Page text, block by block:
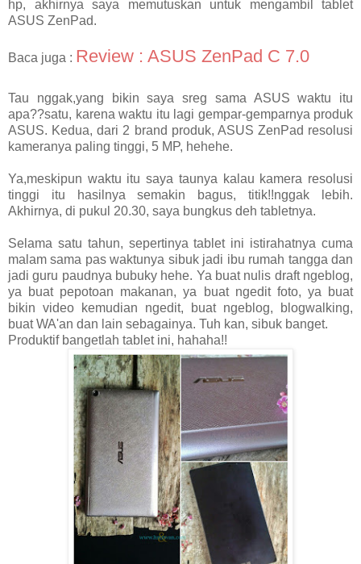
hp, akhirnya saya memutuskan untuk mengambil tablet
ASUS ZenPad.
Baca juga : Review : ASUS ZenPad C 7.0
Tau nggak,yang bikin saya sreg sama ASUS waktu itu
apa??satu, karena waktu itu lagi gempar-gemparnya produk
ASUS. Kedua, dari 2 brand produk, ASUS ZenPad resolusi
kameranya paling tinggi, 5 MP, hehehe.
Ya,meskipun waktu itu saya taunya kalau kamera resolusi
tinggi itu hasilnya semakin bagus, titik!!nggak lebih.
Akhirnya, di pukul 20.30, saya bungkus deh tabletnya.
Selama satu tahun, sepertinya tablet ini istirahatnya cuma
malam sama pas waktunya sibuk jadi ibu rumah tangga dan
jadi guru paudnya bubuky hehe. Ya buat nulis draft ngeblog,
ya buat pepotoan makanan, ya buat ngedit foto, ya buat
bikin video kemudian ngedit, buat ngeblog, blogwalking,
buat WA'an dan lain sebagainya. Tuh kan, sibuk banget.
Produktif bangetlah tablet ini, hahaha!!